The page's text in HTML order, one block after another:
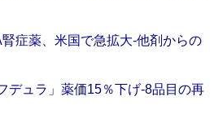
腎症薬、米国で急拡大‐他剤からの
デュラ」薬価15％下げ‐8品目の再